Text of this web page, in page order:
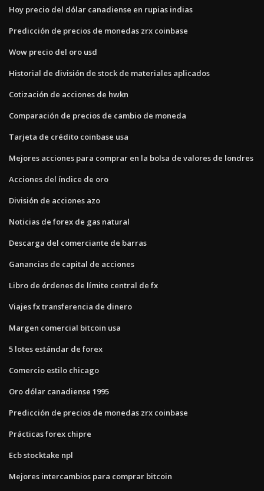
Hoy precio del dólar canadiense en rupias indias
Predicción de precios de monedas zrx coinbase
Wow precio del oro usd
Historial de división de stock de materiales aplicados
Cotización de acciones de hwkn
Comparación de precios de cambio de moneda
Tarjeta de crédito coinbase usa
Mejores acciones para comprar en la bolsa de valores de londres
Acciones del índice de oro
División de acciones azo
Noticias de forex de gas natural
Descarga del comerciante de barras
Ganancias de capital de acciones
Libro de órdenes de límite central de fx
Viajes fx transferencia de dinero
Margen comercial bitcoin usa
5 lotes estándar de forex
Comercio estilo chicago
Oro dólar canadiense 1995
Predicción de precios de monedas zrx coinbase
Prácticas forex chipre
Ecb stocktake npl
Mejores intercambios para comprar bitcoin